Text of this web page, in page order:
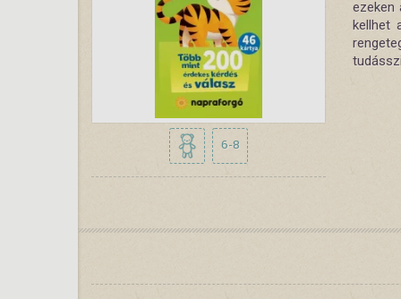
6-8
ezeken
kellhet